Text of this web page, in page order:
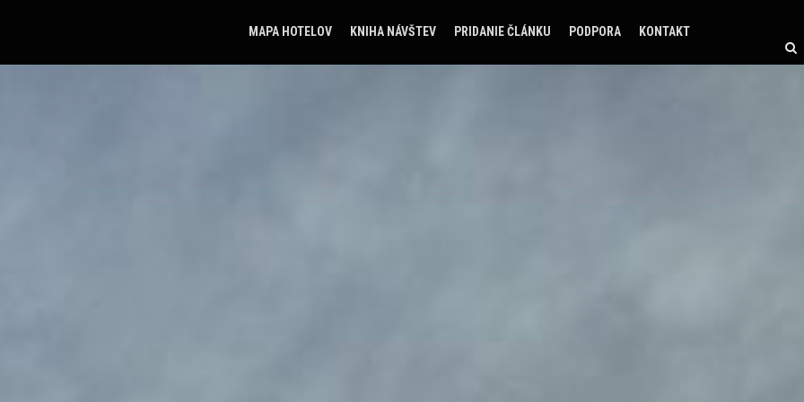
MAPA HOTELOV KNIHA NÁVŠTEV PRIDANIE ČLÁNKU PODPORA KONTAKT